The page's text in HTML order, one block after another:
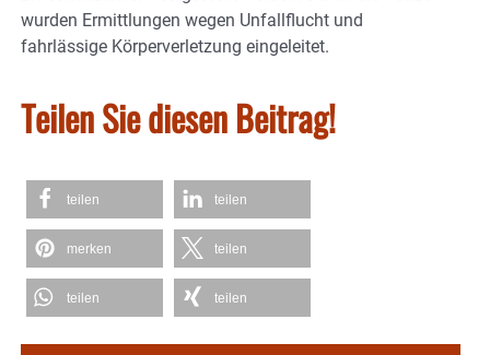
wurden Ermittlungen wegen Unfallflucht und
fahrlässige Körperverletzung eingeleitet.
Teilen Sie diesen Beitrag!
teilen teilen
merken teilen
teilen teilen